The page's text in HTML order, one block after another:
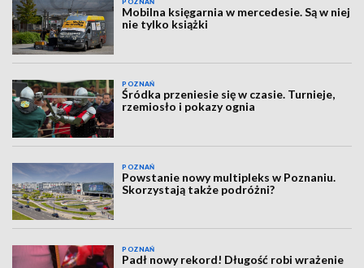
POZNAŃ
Mobilna księgarnia w mercedesie. Są w niej
nie tylko książki
POZNAŃ
Śródka przeniesie się w czasie. Turnieje,
rzemiosło i pokazy ognia
POZNAŃ
Powstanie nowy multipleks w Poznaniu.
Skorzystają także podróżni?
POZNAŃ
Padł nowy rekord! Długość robi wrażenie